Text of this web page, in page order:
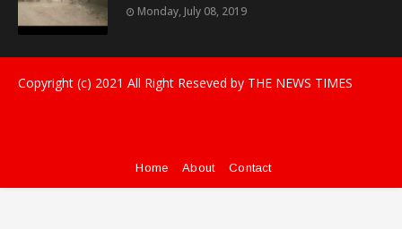
Monday, July 08, 2019
Copyright (c) 2021 All Right Reseved by THE NEWS TIMES
Home About Contact